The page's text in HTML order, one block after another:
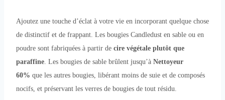
Ajoutez une touche d’éclat à votre vie en incorporant quelque chose
de distinctif et de frappant. Les bougies Candledust en sable ou en
poudre sont fabriquées à partir de cire végétale plutôt que
paraffine. Les bougies de sable brûlent jusqu’à Nettoyeur
60% que les autres bougies, libérant moins de suie et de composés
nocifs, et préservant les verres de bougies de tout résidu.